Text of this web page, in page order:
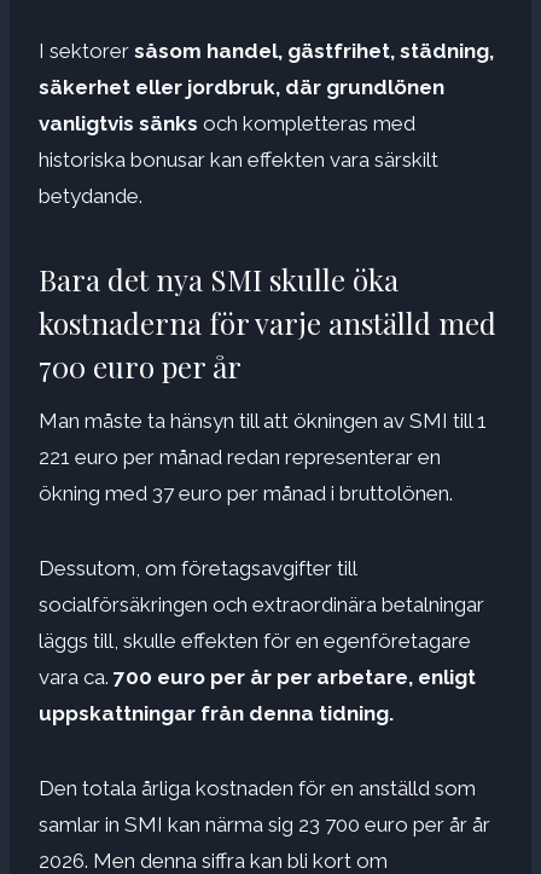
I sektorer såsom handel, gästfrihet, städning,
säkerhet eller jordbruk, där grundlönen
vanligtvis sänks och kompletteras med
historiska bonusar kan effekten vara särskilt
betydande.
Bara det nya SMI skulle öka
kostnaderna för varje anställd med
700 euro per år
Man måste ta hänsyn till att ökningen av SMI till 1
221 euro per månad redan representerar en
ökning med 37 euro per månad i bruttolönen.
Dessutom, om företagsavgifter till
socialförsäkringen och extraordinära betalningar
läggs till, skulle effekten för en egenföretagare
vara ca. 700 euro per år per arbetare, enligt
uppskattningar från denna tidning.
Den totala årliga kostnaden för en anställd som
samlar in SMI kan närma sig 23 700 euro per år år
2026. Men denna siffra kan bli kort om